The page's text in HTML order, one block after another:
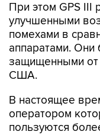
При этом GPS III
улучшенными
помехами в
аппаратами. Они
защищенными от
США.
В настоящее
оператором
пользуются